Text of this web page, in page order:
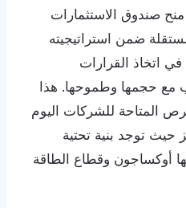
صندوق الاستثمارات
ضمن استراتيجيته
في اتخاذ القرارات
مع حجمها وطموحها. هذا
المتاحة للشركات اليوم
حيث توجد بنية تحتية
وقطاع الطاقة